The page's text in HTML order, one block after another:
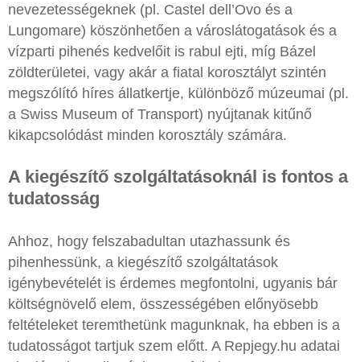
nevezetességeknek (pl. Castel dell’Ovo és a
Lungomare) köszönhetően a városlátogatások és a
vízparti pihenés kedvelőit is rabul ejti, míg Bázel
zöldterületei, vagy akár a fiatal korosztályt szintén
megszólító híres állatkertje, különböző múzeumai (pl.
a Swiss Museum of Transport) nyújtanak kitűnő
kikapcsolódást minden korosztály számára.
A kiegészítő szolgáltatásoknál is fontos a
tudatosság
Ahhoz, hogy felszabadultan utazhassunk és
pihenhessünk, a kiegészítő szolgáltatások
igénybevételét is érdemes megfontolni, ugyanis bár
költségnövelő elem, összességében előnyösebb
feltételeket teremthetünk magunknak, ha ebben is a
tudatosságot tartjuk szem előtt. A Repjegy.hu adatai